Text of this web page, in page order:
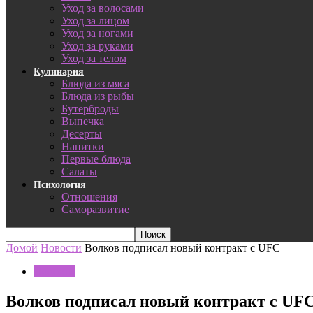
Уход за волосами
Уход за лицом
Уход за ногами
Уход за руками
Уход за телом
Кулинария
Блюда из мяса
Блюда из рыбы
Бутерброды
Выпечка
Десерты
Напитки
Первые блюда
Салаты
Психология
Отношения
Саморазвитие
Домой Новости Волков подписал новый контракт с UFC
Волков подписал новый контракт с